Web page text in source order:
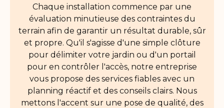
Chaque installation commence par une
évaluation minutieuse des contraintes du
terrain afin de garantir un résultat durable, sûr
et propre. Qu'il s'agisse d'une simple clôture
pour délimiter votre jardin ou d'un portail
pour en contrôler l'accès, notre entreprise
vous propose des services fiables avec un
planning réactif et des conseils clairs. Nous
mettons l'accent sur une pose de qualité, des